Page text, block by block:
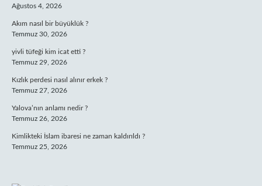
Ağustos 4, 2026
Akım nasıl bir büyüklük ?
Temmuz 30, 2026
yivli tüfeği kim icat etti ?
Temmuz 29, 2026
Kızlık perdesi nasıl alınır erkek ?
Temmuz 27, 2026
Yalova’nın anlamı nedir ?
Temmuz 26, 2026
Kimlikteki İslam ibaresi ne zaman kaldırıldı ?
Temmuz 25, 2026